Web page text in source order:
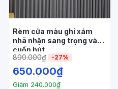
Rèm cửa màu ghi xám
nhã nhặn sang trọng và
cuốn hút
890.000₫ -27%
650.000₫
Giảm 240.000₫